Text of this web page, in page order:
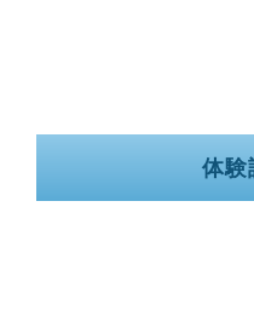
体験